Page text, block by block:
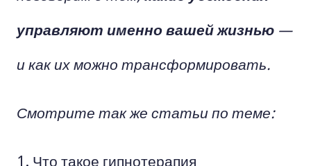
управляют именно вашей жизнью —
и как их можно трансформировать.
Смотрите так же статьи по теме:
Что такое гипнотерапия